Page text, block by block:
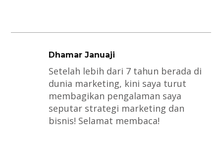
Dhamar Januaji
Setelah lebih dari 7 tahun berada di
dunia marketing, kini saya turut
membagikan pengalaman saya
seputar strategi marketing dan
bisnis! Selamat membaca!